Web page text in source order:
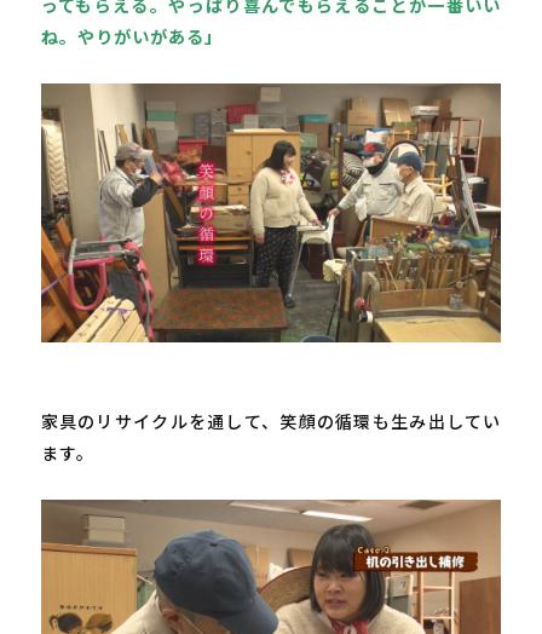
ね。やりがいがある」
家具のリサイクルを通して、笑顔の循環も生み出してい
ます。